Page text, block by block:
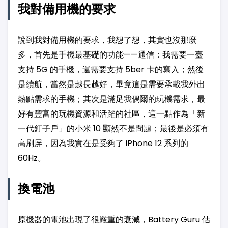
我對備用機的要求
說到我對備用機的要求，我想了想，其實也沒那麼
多，首先是手機最基礎的功能——通信：我需要一臺
支持 5G 的手機，還需要支持 5ber 卡的寫入；然後
是續航，當然是越長越好，畢竟這是需要承載我外出
熱點需求的手機；其次是滿足我偶爾的玩機需求，最
好有豐富的玩機資源和活躍的社區，這一點作為「新
一代釘子戶」的小米 10 顯然不是問題；最後是必須有
高刷屏，因為我實在是受夠了 iPhone 12 系列的
60Hz。
換電池
原機器的電池出現了很嚴重的衰減，Battery Guru 估